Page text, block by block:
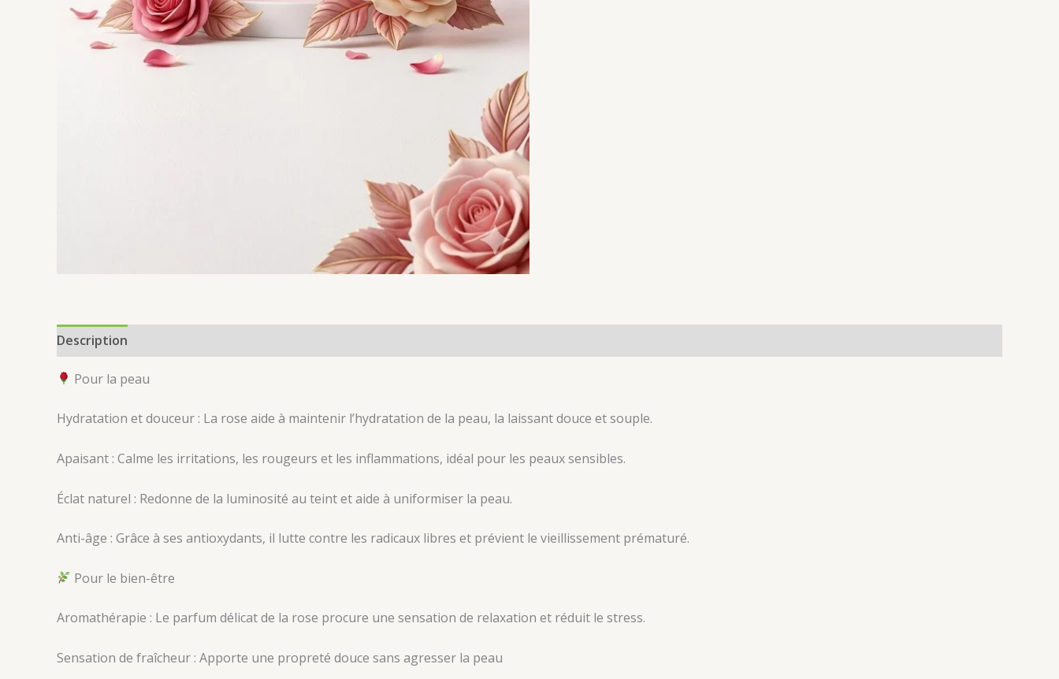
Description
Pour la peau
Hydratation et douceur : La rose aide à maintenir l’hydratation de la peau, la laissant douce et souple.
Apaisant : Calme les irritations, les rougeurs et les inflammations, idéal pour les peaux sensibles.
Éclat naturel : Redonne de la luminosité au teint et aide à uniformiser la peau.
Anti-âge : Grâce à ses antioxydants, il lutte contre les radicaux libres et prévient le vieillissement prématuré.
Pour le bien-être
Aromathérapie : Le parfum délicat de la rose procure une sensation de relaxation et réduit le stress.
Sensation de fraîcheur : Apporte une propreté douce sans agresser la peau